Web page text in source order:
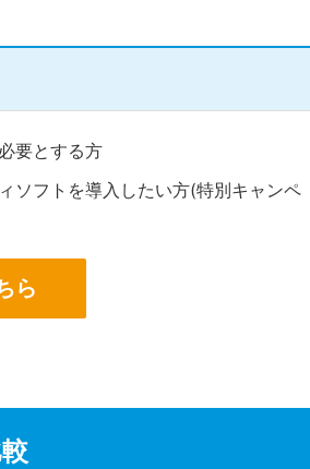
要とする方
ソフトを導入したい方(特別キャンペ
ら